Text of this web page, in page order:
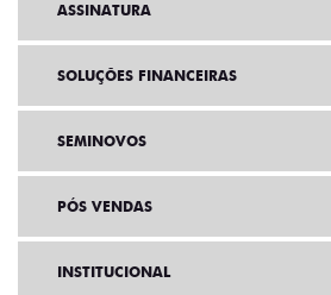
ASSINATURA
SOLUÇÕES FINANCEIRAS
SEMINOVOS
PÓS VENDAS
INSTITUCIONAL